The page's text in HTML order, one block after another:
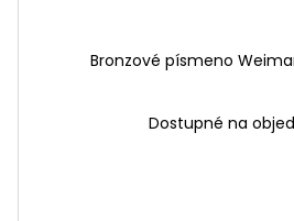
Bronzové písmeno
Dostupné na